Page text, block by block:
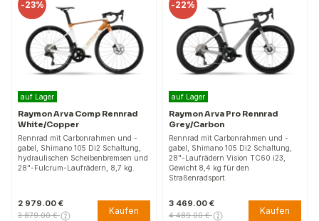
-23%
auf Lager
Raymon Arva Comp Rennrad
White/Copper
Rennrad mit Carbonrahmen und -
gabel, Shimano 105 Di2 Schaltung,
hydraulischen Scheibenbremsen und
28"-Fulcrum-Laufrädern, 8,7 kg.
2 979.00 €
3 879.00 € Kaufen
-22%
auf Lager
Raymon Arva Pro Rennrad
Grey/Carbon
Rennrad mit Carbonrahmen und -
gabel, Shimano 105 Di2 Schaltung,
28"-Laufrädern Vision TC60 i23,
Gewicht 8,4 kg für den
Straßenradsport.
3 469.00 €
4 489.00 € Kaufen